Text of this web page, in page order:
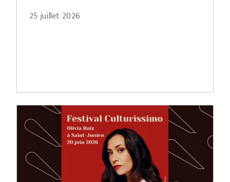
25 juillet 2026